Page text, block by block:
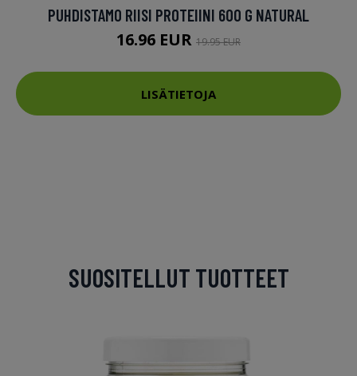
PUHDISTAMO RIISI PROTEIINI 600 G NATURAL
16.96 EUR 19.95 EUR
LISÄTIETOJA
SUOSITELLUT TUOTTEET